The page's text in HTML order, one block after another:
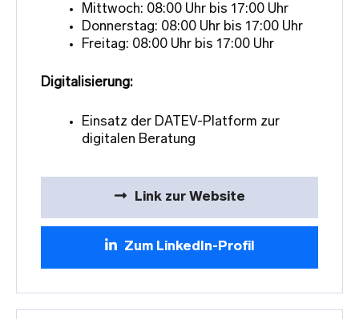
Mittwoch: 08:00 Uhr bis 17:00 Uhr
Donnerstag: 08:00 Uhr bis 17:00 Uhr
Freitag: 08:00 Uhr bis 17:00 Uhr
Digitalisierung:
Einsatz der DATEV-Platform zur
digitalen Beratung
Link zur Website
Zum LinkedIn-Profil